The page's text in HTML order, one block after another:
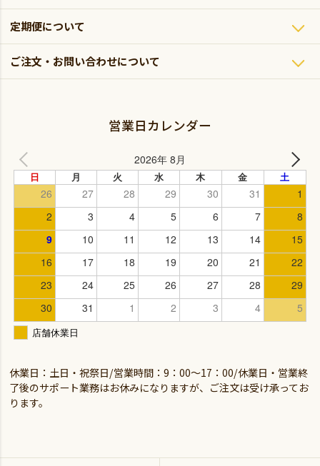
定期便について
ご注文・お問い合わせについて
営業日カレンダー
休業日：土日・祝祭日/営業時間：9：00～17：00/休業日・営業終
了後のサポート業務はお休みになりますが、ご注文は受け承ってお
ります。